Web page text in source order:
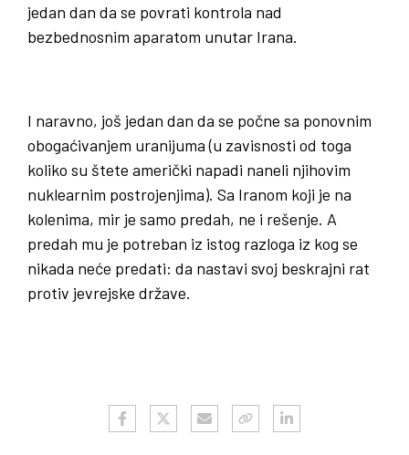
jedan dan da se povrati kontrola nad
bezbednosnim aparatom unutar Irana.
I naravno, još jedan dan da se počne sa ponovnim
obogaćivanjem uranijuma (u zavisnosti od toga
koliko su štete američki napadi naneli njihovim
nuklearnim postrojenjima). Sa Iranom koji je na
kolenima, mir je samo predah, ne i rešenje. A
predah mu je potreban iz istog razloga iz kog se
nikada neće predati: da nastavi svoj beskrajni rat
protiv jevrejske države.